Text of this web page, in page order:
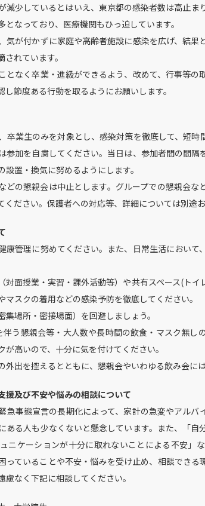
減少しているとはいえ、東京都の感染者数は高止ま
なっており、医療機関もひっ迫しています。
気が付かずに家庭や高齢者施設に感染を広げ、結
れています。
となく卒業・進級ができるよう、改めて、行事等の
し節度ある行動を取るようにお願いします。
卒業生のみを対象とし、感染対策を徹底して、短
参加を自粛してください。当日は、参加者間の間
置・換気に努めるようにします。
どの懇親会は中止とします。グループでの懇親会な
ださい。保護者への対応等、詳細については別途お
管理に努めてください。また、日常生活において
面授業・実習・課外活動等）や共有スペース(トイ
マスクの着用などの感染予防を徹底してください。
場所・密接場面）を回避しましょう。
伴う懇親会等・大人数や長時間の飲食・マスク無し
が高いので、十分に気を付けてください。
出を控えるとともに、懇親会やいわゆる飲み会に
及び不安や悩みの相談について
急事態宣言の長期化によって、家計の急変やアルバ
ある人も少なくないと懸念しています。また、「
ニケーションが十分に取れないことによる不安」
っていることや不安・悩みを受け止め、相談できる
なく下記に相談してください。